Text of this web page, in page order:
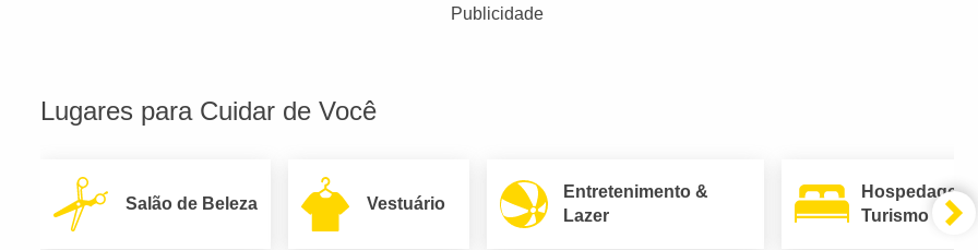
Publicidade
Lugares para Cuidar de Você
Salão de Beleza Vestuário
Entretenimento &
Lazer
Hospedagem
Turismo